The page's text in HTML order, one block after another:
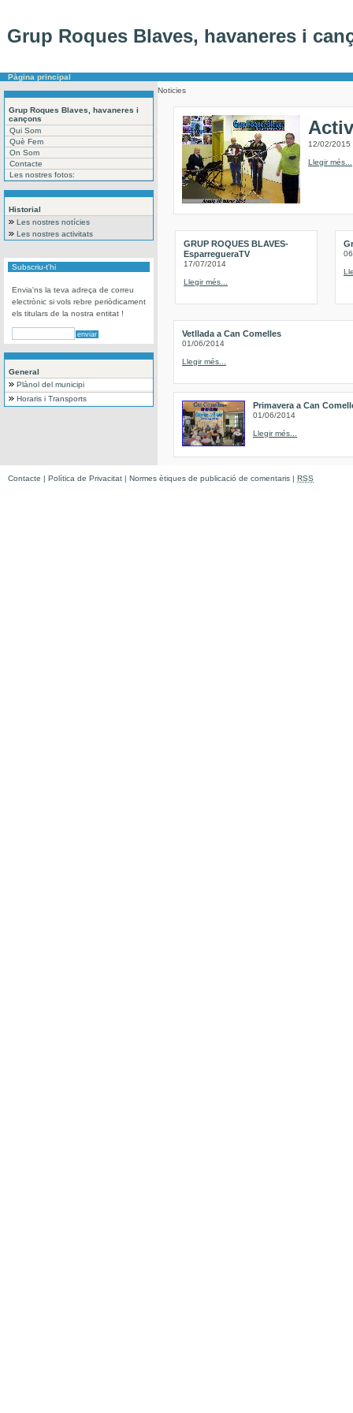
Grup Roques Blaves, havaneres i
Pàgina principal
Grup Roques Blaves, havaneres i
cançons
Qui Som
Què Fem
On Som
Contacte
Les nostres fotos:
Historial
Les nostres notícies
Les nostres activitats
Subscriu-t'hi
Envia'ns la teva adreça de correu
electrònic si vols rebre periòdicament
els titulars de la nostra entitat !
General
Plànol del municipi
Horaris i Transports
Noticies
12/02/2015
Llegir més...
GRUP ROQUES BLAVES-
EsparregueraTV
17/07/2014
Llegir més...
Vetllada a Can Comelles
01/06/2014
Llegir més...
Primavera a Can
01/06/2014
Llegir més...
Contacte | Política de Privacitat | Normes ètiques de publicació de comentaris | RSS